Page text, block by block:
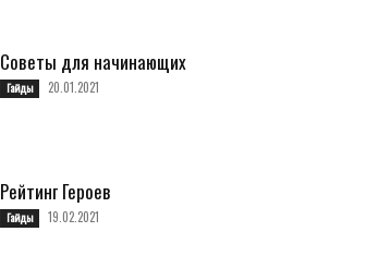
Советы для начинающих
Гайды 20.01.2021
Рейтинг Героев
Гайды 19.02.2021